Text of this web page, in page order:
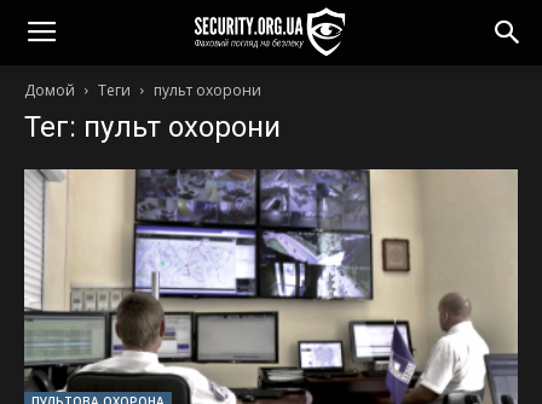
Домой Теги пульт охорони
Тег: пульт охорони